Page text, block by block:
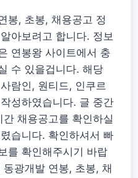
봉, 초봉, 채용공고 정
아보려고 합니다. 정보
연봉왕 사이트에서 충
수 있을겁니다. 해당
람인, 원티드, 인쿠르
성하였습니다. 글 중간
채용공고를 확인하실
습니다. 확인하셔서 빠
를 확인해주시기 바랍
광개발 연봉, 초봉, 채